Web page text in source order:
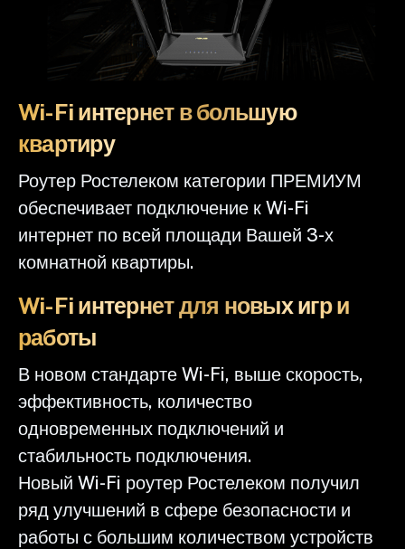
Wi-Fi интернет в большую
квартиру
Роутер Ростелеком категории ПРЕМИУМ
обеспечивает подключение к Wi-Fi
интернет по всей площади Вашей 3-х
комнатной квартиры.
Wi-Fi интернет для новых игр и
работы
В новом стандарте Wi-Fi, выше скорость,
эффективность, количество
одновременных подключений и
стабильность подключения.
Новый Wi-Fi роутер Ростелеком получил
ряд улучшений в сфере безопасности и
работы с большим количеством устройств